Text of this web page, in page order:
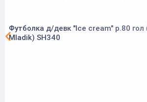
Футболка д/девк "Ice cream" р.80 гол
Mladik) SH340